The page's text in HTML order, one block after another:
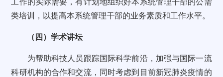
工作的实际需要，有计划地组织好本系统管理干部的公需
类培训，以提高本系统管理干部的业务素质和工作水平。
（四）学术讲坛
为帮助科技人员跟踪国际科学前沿，加强与国际一流
科研机构的合作和交流，同时考虑到目前新冠肺炎疫情的